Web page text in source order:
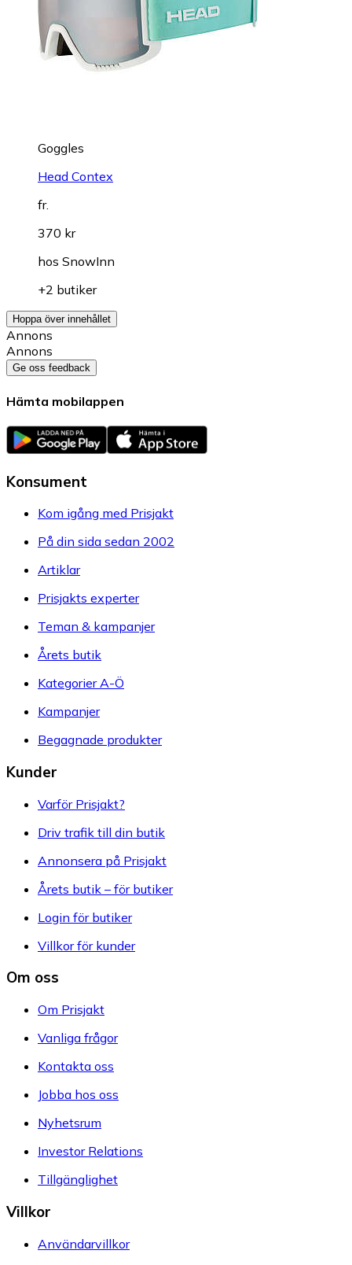
Goggles
Head Contex
fr.
370 kr
hos SnowInn
+2 butiker
Hoppa över innehållet
Annons
Annons
Ge oss feedback
Hämta mobilappen
Konsument
Kom igång med Prisjakt
På din sida sedan 2002
Artiklar
Prisjakts experter
Teman & kampanjer
Årets butik
Kategorier A-Ö
Kampanjer
Begagnade produkter
Kunder
Varför Prisjakt?
Driv trafik till din butik
Annonsera på Prisjakt
Årets butik – för butiker
Login för butiker
Villkor för kunder
Om oss
Om Prisjakt
Vanliga frågor
Kontakta oss
Jobba hos oss
Nyhetsrum
Investor Relations
Tillgänglighet
Villkor
Användarvillkor